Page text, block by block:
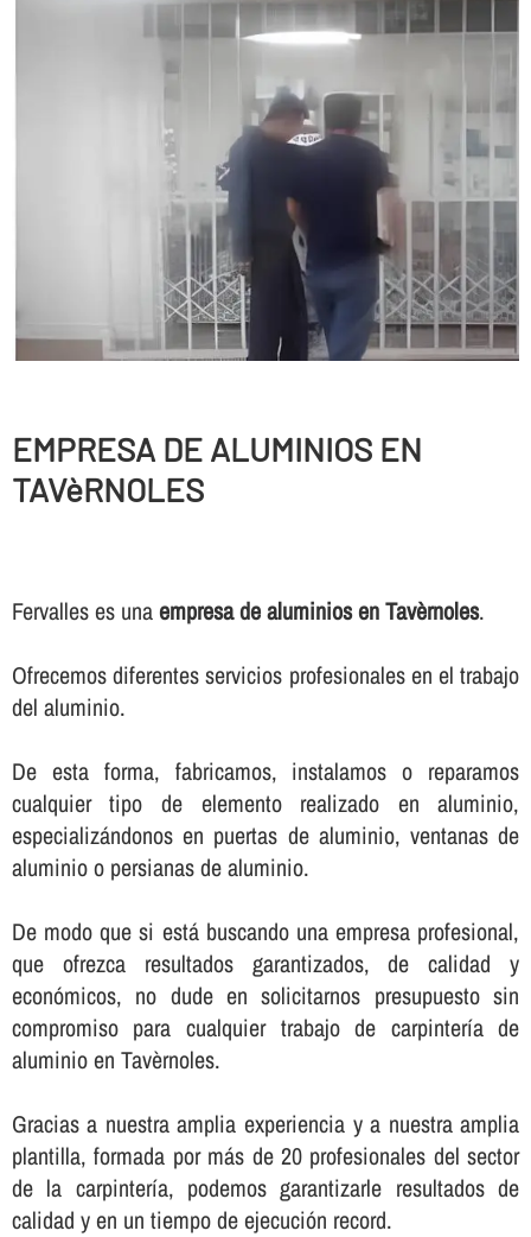
EMPRESA DE ALUMINIOS EN
TAVèRNOLES
Fervalles es unaempresa de aluminios en Tavèrnoles.
Ofrecemos diferentes servicios profesionales en el trabajo
del aluminio.
De esta forma, fabricamos, instalamos o reparamos
cualquier tipo de elemento realizado en aluminio,
especializándonos en puertas de aluminio, ventanas de
aluminio o persianas de aluminio.
De modo que si está buscando una empresa profesional,
que ofrezca resultados garantizados, de calidad y
económicos, no dude en solicitarnos presupuesto sin
compromiso para cualquier trabajo de carpinterí­a de
aluminio en Tavèrnoles.
Gracias a nuestra amplia experiencia y a nuestra amplia
plantilla, formada por más de 20 profesionales del sector
de la carpinterí­a, podemos garantizarle resultados de
calidad y en un tiempo de ejecución record.